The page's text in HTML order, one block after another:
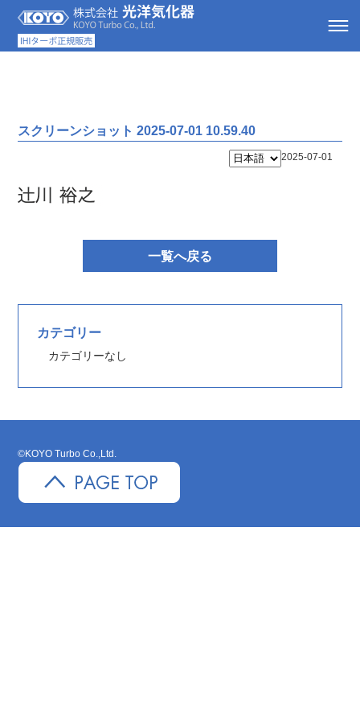
スクリーンショット 2025-07-01 10.59.40
2025-07-01
一覧へ戻る
カテゴリー
カテゴリーなし
©KOYO Turbo Co.,Ltd.